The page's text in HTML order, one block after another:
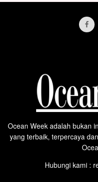
Ocean Week adalah bukan
yang terbaik, terpercaya
Hubungi kami :